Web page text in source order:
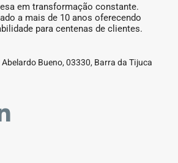
em transformação constante.
a mais de 10 anos oferecendo
para centenas de clientes.
Bueno, 03330, Barra da Tijuca